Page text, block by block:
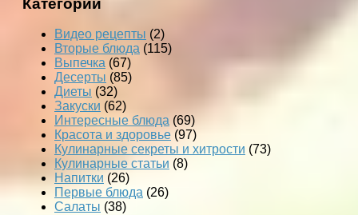
Видео рецепты (2)
Вторые блюда (115)
Выпечка (67)
Десерты (85)
Диеты (32)
Закуски (62)
Интересные блюда (69)
Красота и здоровье (97)
Кулинарные секреты и хитрости (73)
Кулинарные статьи (8)
Напитки (26)
Первые блюда (26)
Салаты (38)